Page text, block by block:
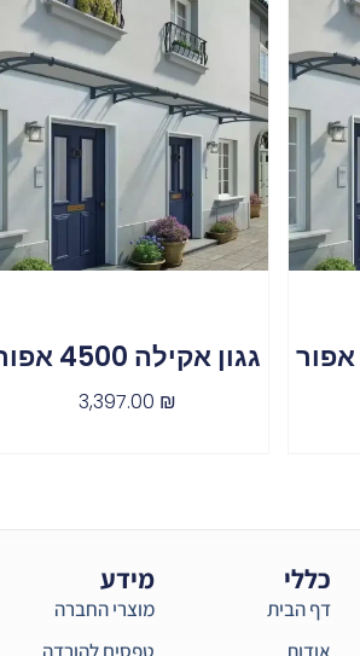
גגון אקילה 4500 אפור
3,397.00 ₪
כללי
דף הבית
מידע
מוצרי החברה